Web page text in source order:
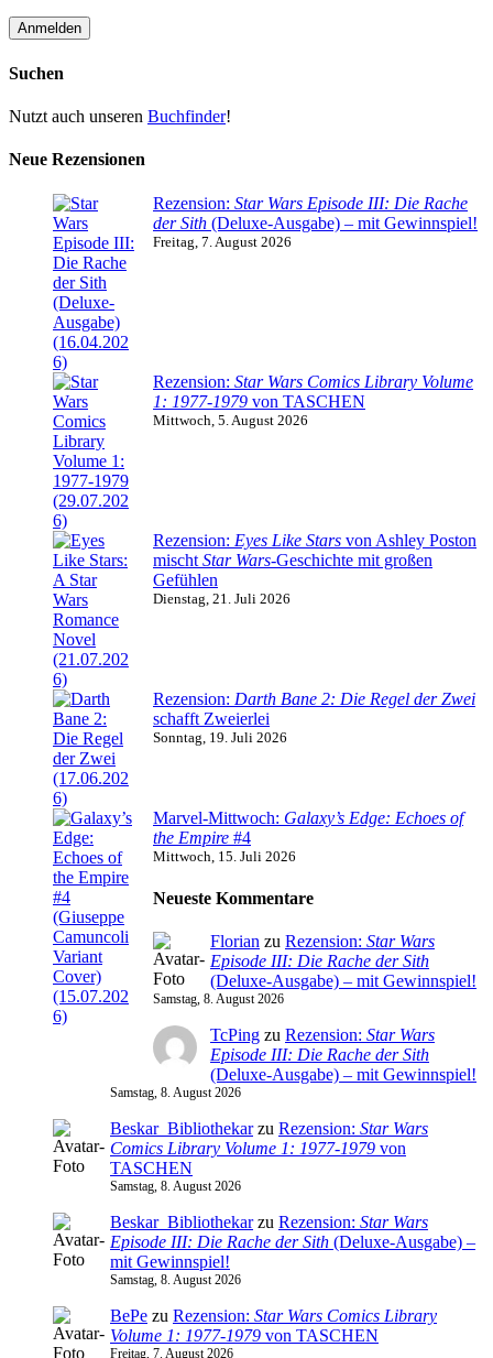
Suchen
Nutzt auch unseren Buchfinder!
Neue Rezensionen
Rezension: Star Wars Episode III: Die Rache
der Sith (Deluxe-Ausgabe) – mit Gewinnspiel!
Freitag, 7. August 2026
Rezension: Star Wars Comics Library Volume
1: 1977-1979 von TASCHEN
Mittwoch, 5. August 2026
Rezension: Eyes Like Stars von Ashley Poston
mischt Star Wars-Geschichte mit großen
Gefühlen
Dienstag, 21. Juli 2026
Rezension: Darth Bane 2: Die Regel der Zwei
schafft Zweierlei
Sonntag, 19. Juli 2026
Marvel-Mittwoch: Galaxy’s Edge: Echoes of
the Empire #4
Mittwoch, 15. Juli 2026
Neueste Kommentare
Florian zu Rezension: Star Wars
Episode III: Die Rache der Sith
(Deluxe-Ausgabe) – mit Gewinnspiel!
Samstag, 8. August 2026
TcPing zu Rezension: Star Wars
Episode III: Die Rache der Sith
(Deluxe-Ausgabe) – mit Gewinnspiel!
Samstag, 8. August 2026
Beskar_Bibliothekarzu Rezension: Star Wars
Comics Library Volume 1: 1977-1979 von
TASCHEN
Samstag, 8. August 2026
Beskar_Bibliothekarzu Rezension: Star Wars
Episode III: Die Rache der Sith (Deluxe-Ausgabe) –
mit Gewinnspiel!
Samstag, 8. August 2026
BePe zu Rezension: Star Wars Comics Library
Volume 1: 1977-1979 von TASCHEN
Freitag, 7. August 2026